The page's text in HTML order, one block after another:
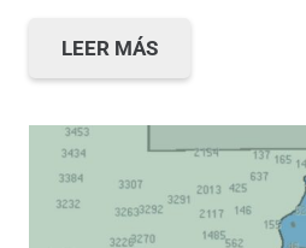
LEER MÁS